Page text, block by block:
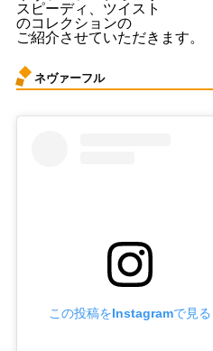
スピーディ、ツイスト
のコレクションの
ご紹介させていただきます。
ネヴァーフル
この投稿をInstagramで見る